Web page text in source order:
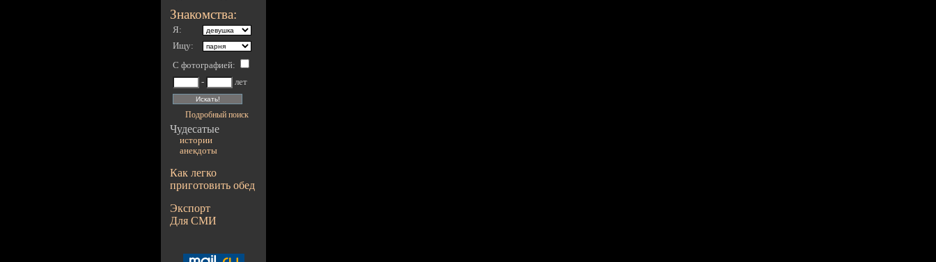
Знакомства:
Я:
Ищу:
С фотографией:
-
лет
Подробный поиск
Чудесатые
истории
анекдоты
Как легко
приготовить обед
Экспорт
Для СМИ